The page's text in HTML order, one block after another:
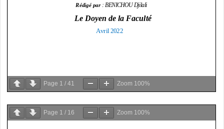
Page 1 / 41 Zoom 100%
Page 1 / 16 Zoom 100%